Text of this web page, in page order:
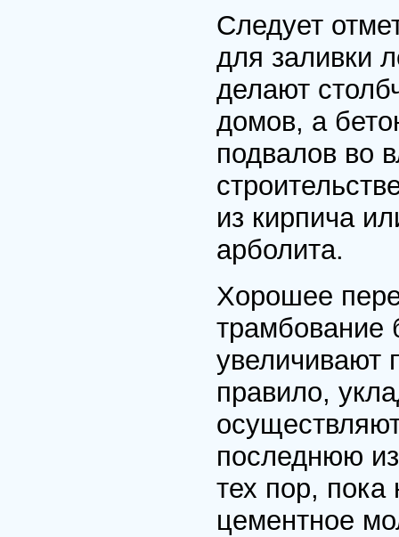
Следует
для заливки
делают
домов, а
подвалов во
из кирпича
арболита.
Хорошее
трамбование
увеличивают
правило,
последнюю
тех пор, пока
цементное